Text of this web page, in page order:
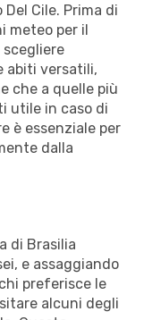
Cile. Prima di
meteo per il
scegliere
abiti versatili,
che a quelle più
utile in caso di
è essenziale per
dalla
di Brasilia
e assaggiando
preferisce le
alcuni degli